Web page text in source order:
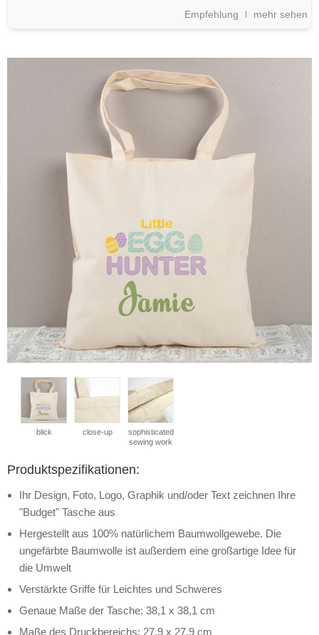
Empfehlung mehr sehen
blick close-up
sophisticated
sewing work
Produktspezifikationen:
Ihr Design, Foto, Logo, Graphik und/oder Text zeichnen Ihre
"Budget" Tasche aus
Hergestellt aus 100% natürlichem Baumwollgewebe. Die
ungefärbte Baumwolle ist außerdem eine großartige Idee für
die Umwelt
Verstärkte Griffe für Leichtes und Schweres
Genaue Maße der Tasche: 38,1 x 38,1 cm
Maße des Druckbereichs: 27,9 x 27,9 cm